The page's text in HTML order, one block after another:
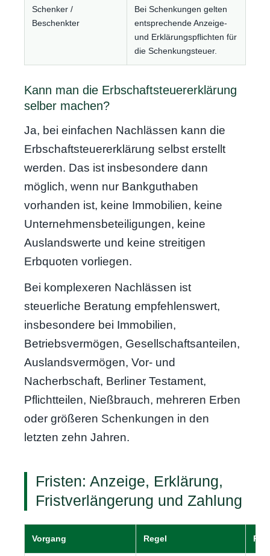
Schenker /
Beschenkter
Bei Schenkungen gelten
entsprechende Anzeige-
und Erklärungspflichten für
die Schenkungsteuer.
Kann man die Erbschaftsteuererklärung
selber machen?
Ja, bei einfachen Nachlässen kann die
Erbschaftsteuererklärung selbst erstellt
werden. Das ist insbesondere dann
möglich, wenn nur Bankguthaben
vorhanden ist, keine Immobilien, keine
Unternehmensbeteiligungen, keine
Auslandswerte und keine streitigen
Erbquoten vorliegen.
Bei komplexeren Nachlässen ist
steuerliche Beratung empfehlenswert,
insbesondere bei Immobilien,
Betriebsvermögen, Gesellschaftsanteilen,
Auslandsvermögen, Vor- und
Nacherbschaft, Berliner Testament,
Pflichtteilen, Nießbrauch, mehreren Erben
oder größeren Schenkungen in den
letzten zehn Jahren.
Fristen: Anzeige, Erklärung,
Fristverlängerung und Zahlung
Vorgang Regel